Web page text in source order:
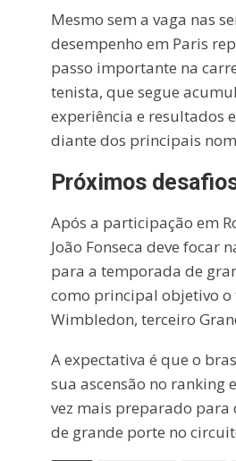
Mesmo sem a vaga nas
desempenho em Paris
passo importante na
tenista, que segue
experiência e resultados
diante dos principais
Próximos
Após a participação em
João Fonseca deve focar
para a temporada de
como principal objetivo o
Wimbledon, terceiro
A expectativa é que o
sua ascensão no ranking
vez mais preparado
de grande porte no